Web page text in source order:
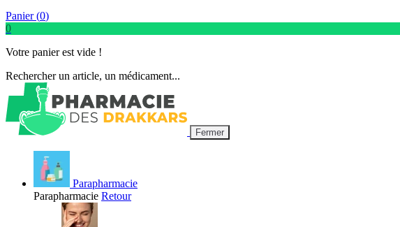
Panier (0)
0
Votre panier est vide !
Rechercher un article, un médicament...
Fermer
Parapharmacie
Parapharmacie Retour